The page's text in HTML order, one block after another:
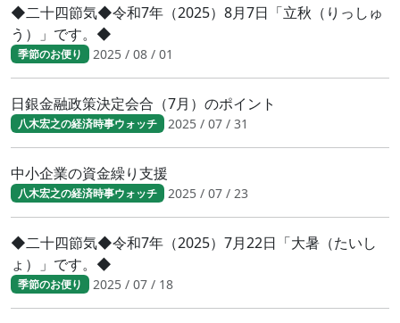
◆二十四節気◆令和7年（2025）8月7日「立秋（りっしゅ
う）」です。◆
季節のお便り 2025 / 08 / 01
日銀金融政策決定会合（7月）のポイント
八木宏之の経済時事ウォッチ 2025 / 07 / 31
中小企業の資金繰り支援
八木宏之の経済時事ウォッチ 2025 / 07 / 23
◆二十四節気◆令和7年（2025）7月22日「大暑（たいし
ょ）」です。◆
季節のお便り 2025 / 07 / 18